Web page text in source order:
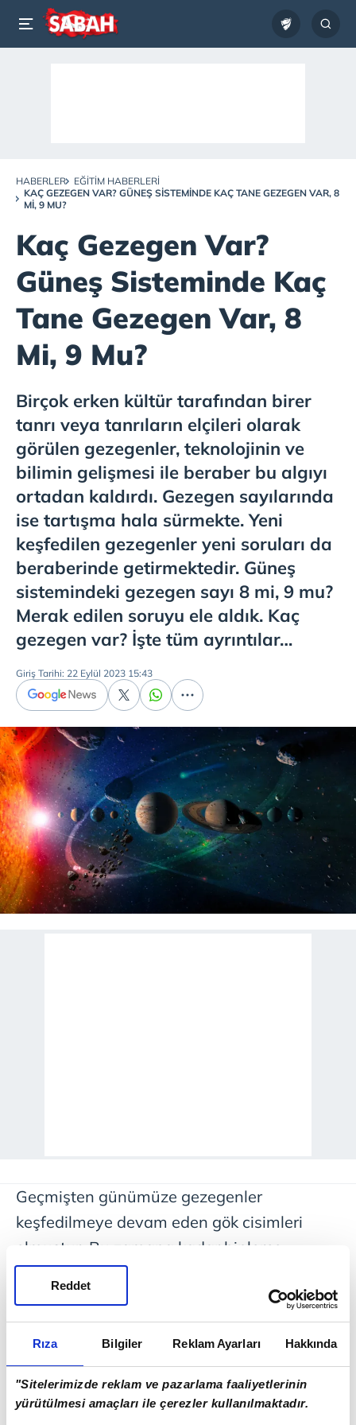
Rıza Bilgiler Reklam Ayarları Hakkında
"Sitelerimizde reklam ve pazarlama faaliyetlerinin
yürütülmesi amaçları ile çerezler kullanılmaktadır.
Reddet
HABERLER
EĞITIM HABERLERI
KAÇ GEZEGEN VAR? GÜNEŞ SISTEMINDE KAÇ TANE GEZEGEN VAR, 8
MI, 9 MU?
Kaç Gezegen Var?
Güneş Sisteminde Kaç
Tane Gezegen Var, 8
Mi, 9 Mu?
Birçok erken kültür tarafından birer
tanrı veya tanrıların elçileri olarak
görülen gezegenler, teknolojinin ve
bilimin gelişmesi ile beraber bu algıyı
ortadan kaldırdı. Gezegen sayılarında
ise tartışma hala sürmekte. Yeni
keşfedilen gezegenler yeni soruları da
beraberinde getirmektedir. Güneş
sistemindeki gezegen sayı 8 mi, 9 mu?
Merak edilen soruyu ele aldık. Kaç
gezegen var? İşte tüm ayrıntılar…
Giriş Tarihi: 22 Eylül 2023 15:43
Geçmişten günümüze gezegenler
keşfedilmeye devam eden gök cisimleri
olmuştur. Bu zamana kadar binlerce
gezegen keşfedilmiş ama Uluslararası
Astronomi Birliği tarafından belirli sayıda
gök cismi gezegen olarak tanımlanmıştır.
1950'den önce keşfedilen gezegensel
cisimlerin sekizi şu anki tanım kapsamında
"gezegen" olarak isimlendirilmeye devam